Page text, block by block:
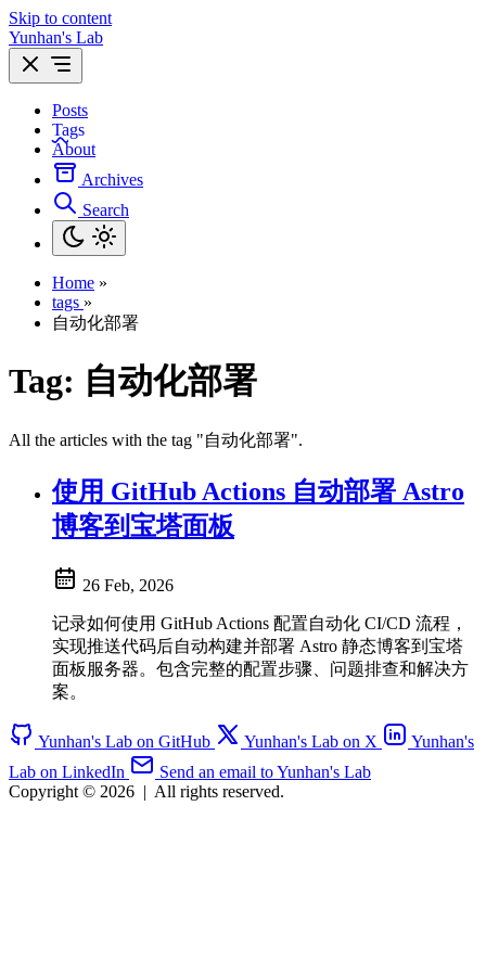
Skip to content
Yunhan's Lab
Posts
Tags
About
Archives
Search
Home »
tags »
自动化部署
Tag: 自动化部署
All the articles with the tag "自动化部署".
使用 GitHub Actions 自动部署 Astro
博客到宝塔面板
26 Feb, 2026
记录如何使用 GitHub Actions 配置自动化 CI/CD 流程，
实现推送代码后自动构建并部署 Astro 静态博客到宝塔
面板服务器。包含完整的配置步骤、问题排查和解决方
案。
Yunhan's Lab on GitHub Yunhan's Lab on X
Yunhan's
Lab on LinkedIn
Send an email to Yunhan's Lab
Copyright © 2026 | All rights reserved.